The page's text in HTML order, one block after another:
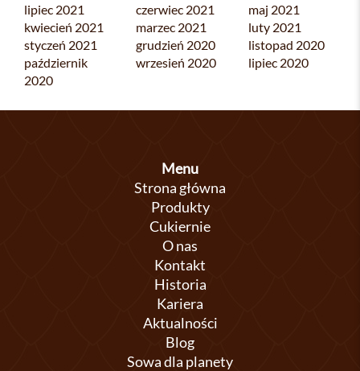
lipiec 2021
czerwiec 2021
maj 2021
kwiecień 2021
marzec 2021
luty 2021
styczeń 2021
grudzień 2020
listopad 2020
październik
2020
wrzesień 2020 lipiec 2020
Menu
Strona główna
Produkty
Cukiernie
O nas
Kontakt
Historia
Kariera
Aktualności
Blog
Sowa dla planety